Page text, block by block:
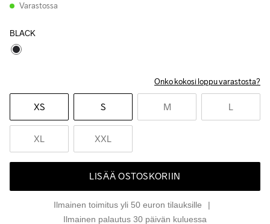
Varastossa
BLACK
Onko kokosi loppu varastosta?
XS S M L
XL XXL
LISÄÄ OSTOSKORIIN
Ilmainen toimitus yli 50 euron tilauksille
Ilmainen palautus 30 päivän kuluessa